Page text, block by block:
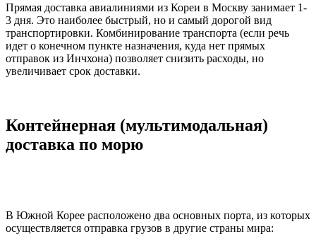
Прямая доставка авиалиниями из Кореи в Москву занимает 1-
3 дня. Это наиболее быстрый, но и самый дорогой вид
транспортировки. Комбинирование транспорта (если речь
идет о конечном пункте назначения, куда нет прямых
отправок из Инчхона) позволяет снизить расходы, но
увеличивает срок доставки.
Контейнерная (мультимодальная)
доставка по морю
В Южной Корее расположено два основных порта, из которых
осуществляется отправка грузов в другие страны мира: